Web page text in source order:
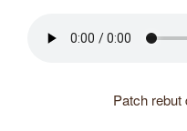
Patch rebut